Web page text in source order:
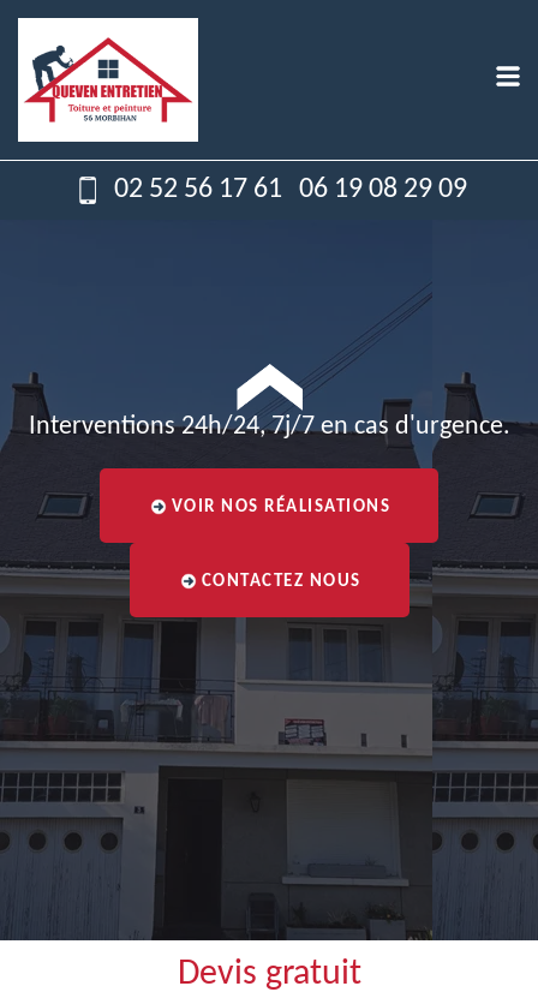
02 52 56 17 61 06 19 08 29 09
Interventions 24h/24, 7j/7 en cas d'urgence.
VOIR NOS RÉALISATIONS
CONTACTEZ NOUS
Devis gratuit